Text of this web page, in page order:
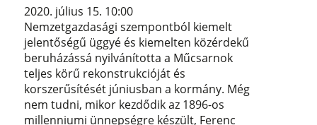
2020. július 15. 10:00
Nemzetgazdasági szempontból kiemelt
jelentőségű üggyé és kiemelten közérdekű
beruházássá nyilvánította a Műcsarnok
teljes körű rekonstrukcióját és
korszerűsítését júniusban a kormány. Még
nem tudni, mikor kezdődik az 1896-os
millenniumi ünnepségre készült, Ferenc